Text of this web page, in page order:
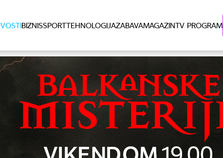
BIZNISSPORTTEHNOLOGIJAZABAVAMAGAZINTV PROGRAM